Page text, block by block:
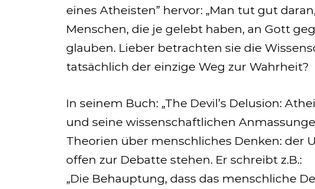
eines Atheisten” hervor: „Man tut gut
Menschen, die je gelebt haben, an Gott
glauben. Lieber betrachten sie die
tatsächlich der einzige Weg zur Wahrheit?
In seinem Buch: „The Devil’s Delusion:
und seine wissenschaftlichen
Theorien über menschliches Denken: der
offen zur Debatte stehen. Er schreibt z.B.:
„Die Behauptung, dass das menschliche